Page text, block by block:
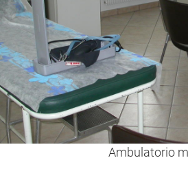
Ambulatorio